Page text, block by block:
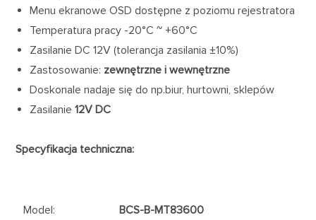
Menu ekranowe OSD dostępne z poziomu rejestratora
Temperatura pracy -20°C ~ +60°C
Zasilanie DC 12V (tolerancja zasilania ±10%)
Zastosowanie: zewnętrzne i wewnętrzne
Doskonale nadaje się do np.biur, hurtowni, sklepów
Zasilanie12V DC
Specyfikacja techniczna:
Model: BCS-B-MT83600